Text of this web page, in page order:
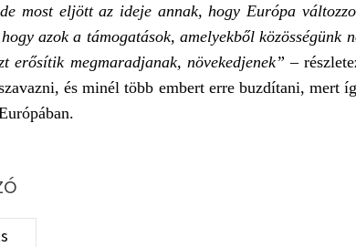
most eljött az ideje annak, hogy Európa
azok a támogatások, amelyekből közösségünk
erősítik megmaradjanak, növekedjenek” –
és minél több embert erre buzdítani, mert